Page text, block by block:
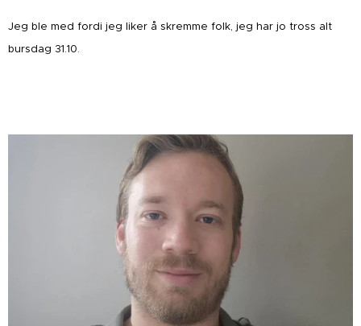
Jeg ble med fordi jeg liker å skremme folk, jeg har jo tross alt
bursdag 31.10.